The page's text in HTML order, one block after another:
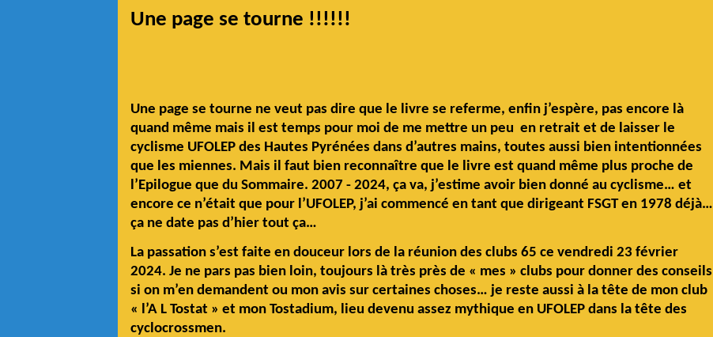
Une page se tourne !!!!!!
Une page se tourne ne veut pas dire que le livre se referme, enfin j’espère, pas encore là
quand même mais il est temps pour moi de me mettre un peu en retrait et de laisser le
cyclisme UFOLEP des Hautes Pyrénées dans d’autres mains, toutes aussi bien intentionnées
que les miennes. Mais il faut bien reconnaître que le livre est quand même plus proche de
l’Epilogue que du Sommaire. 2007 - 2024, ça va, j’estime avoir bien donné au cyclisme… et
encore ce n’était que pour l’UFOLEP, j’ai commencé en tant que dirigeant FSGT en 1978 déjà…
ça ne date pas d’hier tout ça…
La passation s’est faite en douceur lors de la réunion des clubs 65 ce vendredi 23 février
2024. Je ne pars pas bien loin, toujours là très près de « mes » clubs pour donner des conseils
si on m’en demandent ou mon avis sur certaines choses… je reste aussi à la tête de mon club
« l’A L Tostat » et mon Tostadium, lieu devenu assez mythique en UFOLEP dans la tête des
cyclocrossmen.